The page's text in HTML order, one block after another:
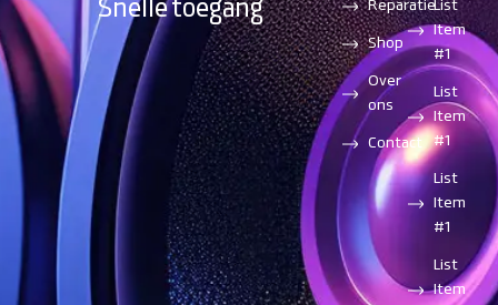
Snelle toegang
Reparatie
Shop
Over
ons
Contact
List
Item
#1
List
Item
#1
List
Item
#1
List
Item